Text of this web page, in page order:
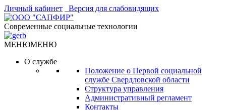
Личный кабинет Версия для слабовидящих
Современные социальные технологии
МЕНЮМЕНЮ
О службе
Положение о Первой социальной
службе Свердловской области
Структура управления
Административный регламент
Контакты